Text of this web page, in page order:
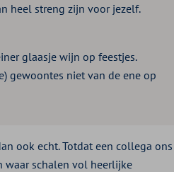
heel streng zijn voor jezelf.
glaasje wijn op feestjes.
gewoontes niet van de ene op
ook echt. Totdat een collega ons
waar schalen vol heerlijke